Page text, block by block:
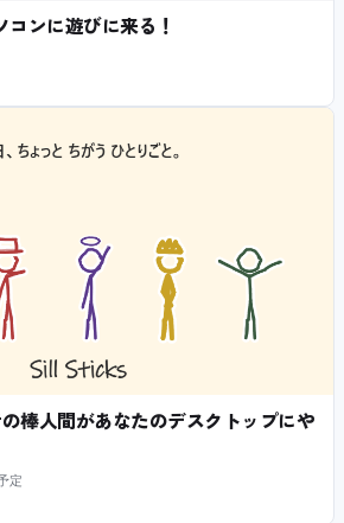
ンに遊びに来る！
棒人間があなたのデスクトップにや
定